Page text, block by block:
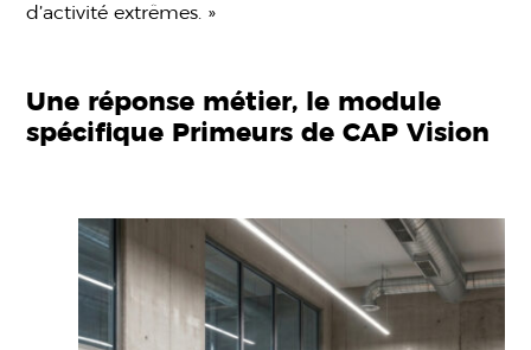
d’activité extrêmes. »
Une réponse métier, le module
spécifique Primeurs de CAP Vision